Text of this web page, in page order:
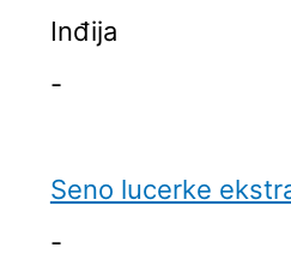
Inđija
-
Seno lucerke
-